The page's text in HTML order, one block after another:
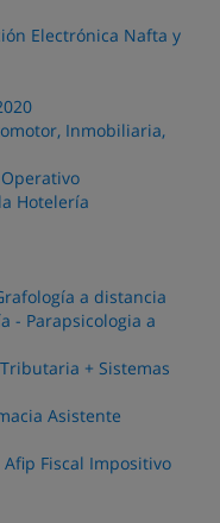
Electrónica Nafta y
Inmobiliaria,
Hotelería
a distancia
- Parapsicologia a
+ Sistemas
Asistente
Fiscal Impositivo